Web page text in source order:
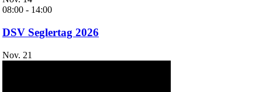
08:00 - 14:00
DSV Seglertag 2026
Nov. 21